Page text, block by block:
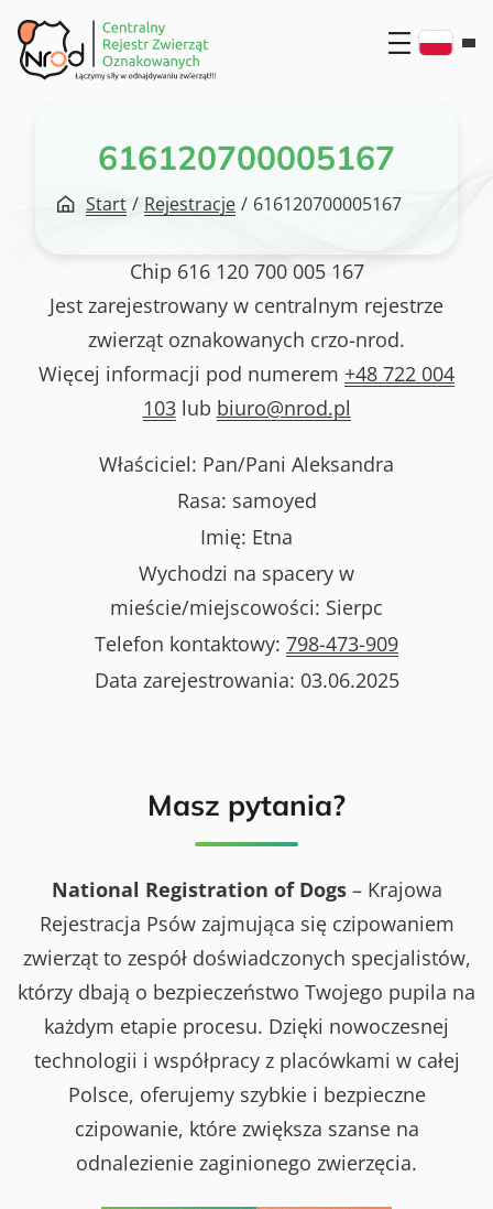
Przejdź
do
treści
616120700005167
Start / Rejestracje / 616120700005167
Chip 616 120 700 005 167
Jest zarejestrowany w centralnym rejestrze
zwierząt oznakowanych crzo-nrod.
Więcej informacji pod numerem +48 722 004
103lub biuro@nrod.pl
Właściciel: Pan/Pani Aleksandra
Rasa: samoyed
Imię: Etna
Wychodzi na spacery w
mieście/miejscowości: Sierpc
Telefon kontaktowy: 798-473-909
Data zarejestrowania: 03.06.2025
Masz pytania?
National Registration of Dogs– Krajowa
Rejestracja Psów zajmująca się czipowaniem
zwierząt to zespół doświadczonych specjalistów,
którzy dbają o bezpieczeństwo Twojego pupila na
każdym etapie procesu. Dzięki nowoczesnej
technologii i współpracy z placówkami w całej
Polsce, oferujemy szybkie i bezpieczne
czipowanie, które zwiększa szanse na
odnalezienie zaginionego zwierzęcia.